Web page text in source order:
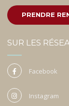
PRENDRE
SUR LES
Facebook
Instagram